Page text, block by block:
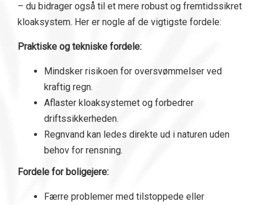
– du bidrager også til et mere robust og fremtidssikret
kloaksystem. Her er nogle af de vigtigste fordele:
Praktiske og tekniske fordele:
Mindsker risikoen for oversvømmelser ved
kraftig regn.
Aflaster kloaksystemet og forbedrer
driftssikkerheden.
Regnvand kan ledes direkte ud i naturen uden
behov for rensning.
Fordele for boligejere:
Færre problemer med tilstoppede eller